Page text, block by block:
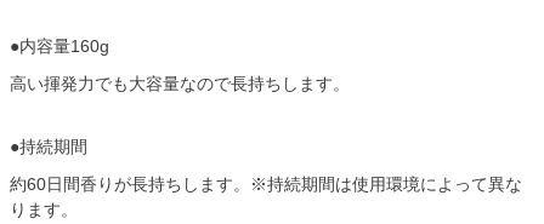
●内容量160g
高い揮発力でも大容量なので長持ちします。
●持続期間
約60日間香りが長持ちします。※持続期間は使用環境によって異な
ります。